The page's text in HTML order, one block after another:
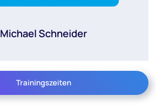
Michael Schneider
Trainingszeiten